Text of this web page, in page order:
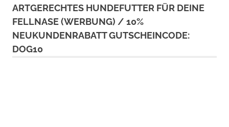
ARTGERECHTES HUNDEFUTTER FÜR DEINE
FELLNASE (WERBUNG) / 10%
NEUKUNDENRABATT GUTSCHEINCODE:
DOG10